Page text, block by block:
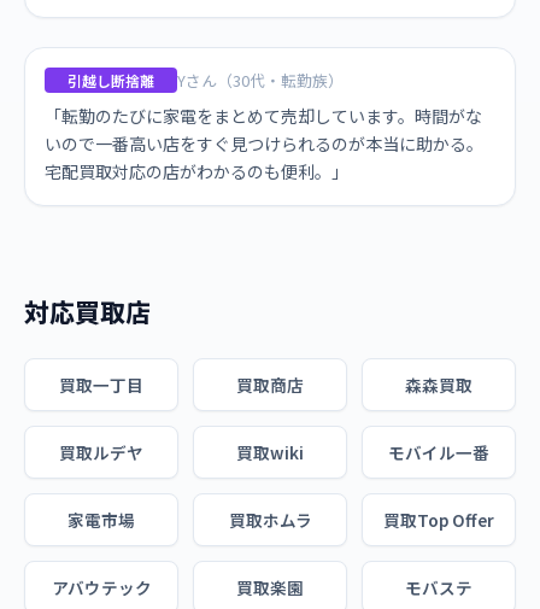
引越し断捨離 Yさん（30代・転勤族）
「転勤のたびに家電をまとめて売却しています。時間がな
いので一番高い店をすぐ見つけられるのが本当に助かる。
宅配買取対応の店がわかるのも便利。」
対応買取店
買取一丁目 買取商店 森森買取
買取ルデヤ 買取wiki モバイル一番
家電市場 買取ホムラ 買取Top Offer
アバウテック 買取楽園 モバステ